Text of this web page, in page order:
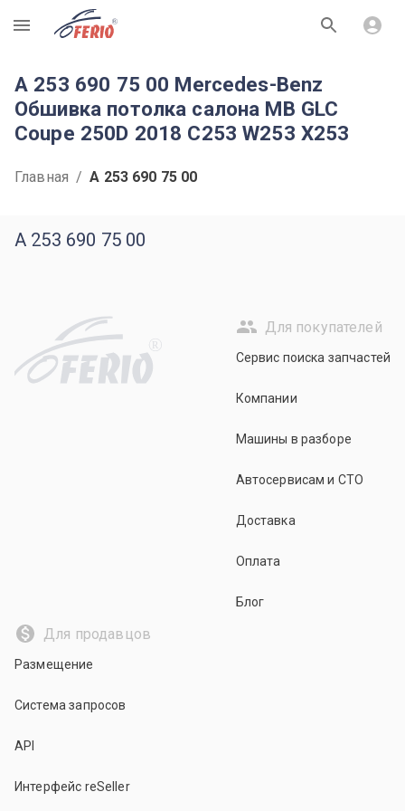
R
A 253 690 75 00 Mercedes-Benz
Обшивка потолка салона MB GLC
Coupe 250D 2018 C253 W253 X253
Главная / A 253 690 75 00
A 253 690 75 00
R
Для покупателей
Сервис поиска запчастей
Компании
Машины в разборе
Автосервисам и СТО
Доставка
Оплата
Блог
Для продавцов
Размещение
Система запросов
API
Интерфейс reSeller